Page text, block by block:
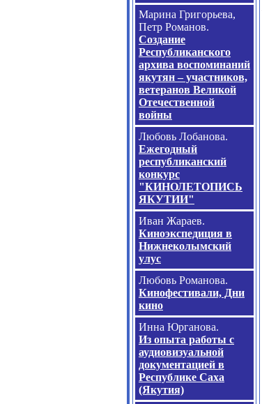
Марина Григорьева,
Петр Романов.
Создание
Республиканского
архива воспоминаний
якутян – участников,
ветеранов Великой
Отечественной
войны
Любовь Лобанова.
Ежегодный
республиканский
конкурс
"КИНОЛЕТОПИСЬ
ЯКУТИИ"
Иван Жараев.
Киноэкспедиция в
Нижнеколымский
улус
Любовь Романова.
Кинофестивали, Дни
кино
Инна Юрганова.
Из опыта работы с
аудиовизуальной
документацией в
Республике Саха
(Якутия)